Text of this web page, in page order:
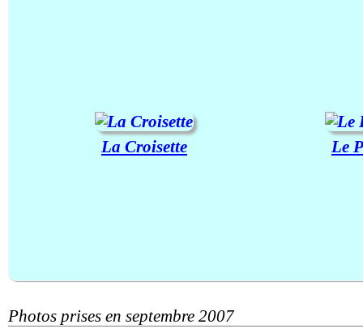
La Croisette Le
Photos prises en septembre 2007